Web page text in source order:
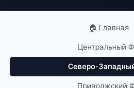
🏠 Главная
Центральный
Северо-
Приволжский